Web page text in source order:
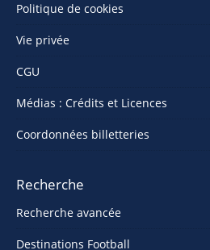
Politique de cookies
Vie privée
CGU
Médias : Crédits et Licences
Coordonnées billetteries
Recherche
Recherche avancée
Destinations Football